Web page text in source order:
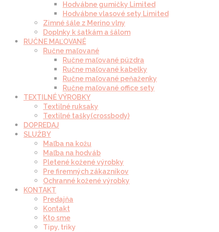
Hodvábne gumičky Limited
Hodvábne vlasové sety Limited
Zimné šále z Merino vlny
Doplnky k šatkám a šálom
RUČNE MAĽOVANÉ
Ručne maľované
Ručne maľované púzdra
Ručne maľované kabelky
Ručne maľované peňaženky
Ručne maľované office sety
TEXTILNÉ VÝROBKY
Textilné ruksaky
Textilné tašky(crossbody)
DOPREDAJ
SLUŽBY
Maľba na kožu
Maľba na hodváb
Pletené kožené výrobky
Pre firemných zákazníkov
Ochranné kožené výrobky
KONTAKT
Predajňa
Kontakt
Kto sme
Tipy, triky